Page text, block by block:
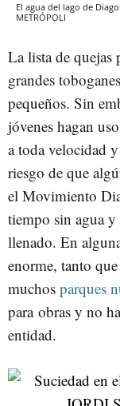
El agua del lago de
METRÓPOLI
La lista de quejas
grandes
pequeños. Sin
jóvenes hagan
a toda velocidad
riesgo de que
el Movimiento
tiempo sin agua
llenado. En
enorme, tanto
muchos parques
para obras y no
entidad.